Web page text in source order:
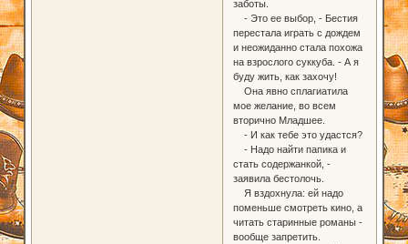
заботы.
- Это ее выбор, - Бестия
перестала играть с дождем
и неожиданно стала похожа
на взрослого суккуба. - А я
буду жить, как захочу!
Она явно сплагиатила
мое желание, во всем
вторично Младшее.
- И как тебе это удастся?
- Надо найти папика и
стать содержанкой, -
заявила бестолочь.
Я вздохнула: ей надо
поменьше смотреть кино, а
читать старинные романы -
вообще запретить.